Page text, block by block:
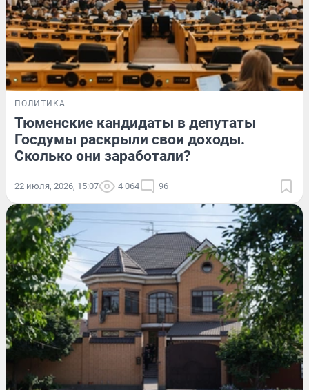
ПОЛИТИКА
Тюменские кандидаты в депутаты
Госдумы раскрыли свои доходы.
Сколько они заработали?
22 июля, 2026, 15:07 4 064 96